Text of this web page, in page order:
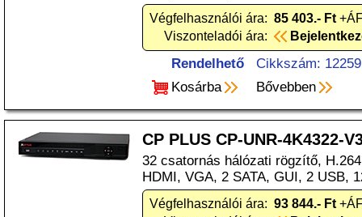
Végfelhasználói ára: 85 403.- Ft
Viszonteladói ára:
Rendelhető
Cikkszám:
Kosárba
Bővebben
CP PLUS CP-UNR-4K4322-
32 csatornás hálózati rögzítő,
HDMI, VGA, 2 SATA, GUI, 2 USB,
Végfelhasználói ára: 93 844.- Ft